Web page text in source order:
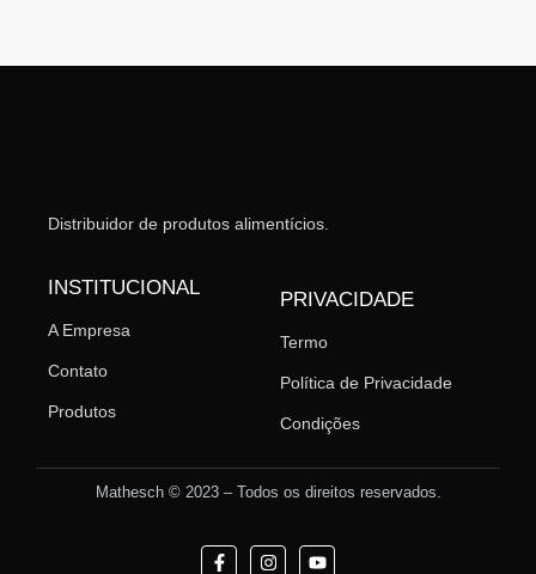
Distribuidor de produtos alimentícios.
INSTITUCIONAL
A Empresa
Contato
Produtos
PRIVACIDADE
Termo
Política de Privacidade
Condições
Mathesch © 2023 – Todos os direitos reservados.